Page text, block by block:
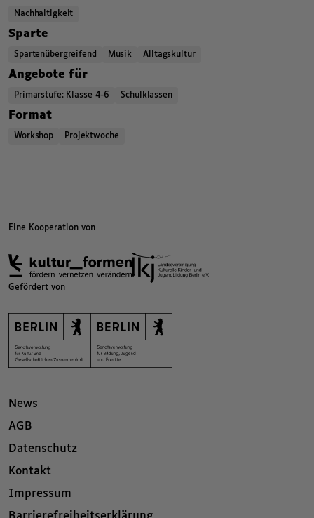
Nachhaltigkeit
,,Sparte,
Spartenübergreifend Musik
Alltagskultur
Angebote für,
Primarstufe: Klasse 4-6
Schulklassen
,,Format,
Workshop
Projektwoche
Eine Kooperation von
Gefördert von
News
AGB
Datenschutz
Kontakt
Impressum